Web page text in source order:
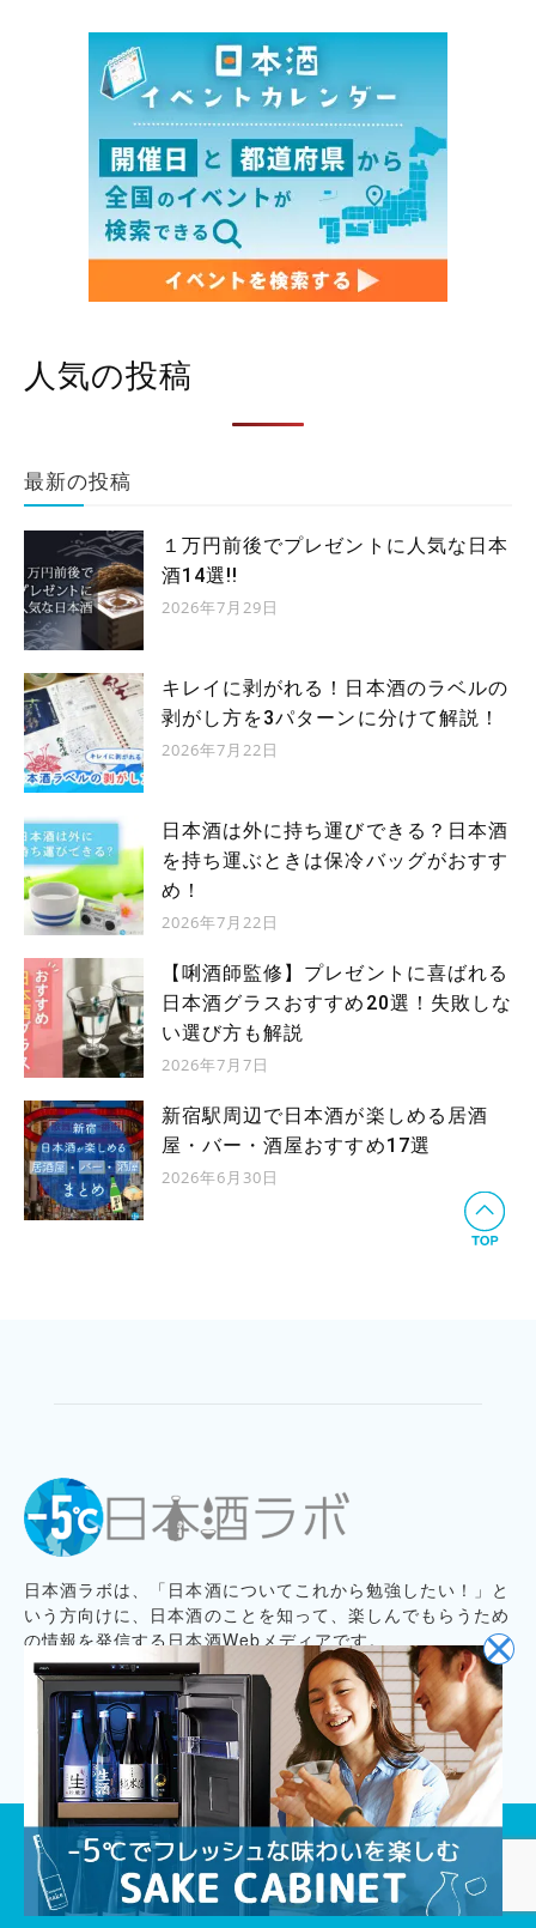
人気の投稿
最新の投稿
１万円前後でプレゼントに人気な日本
酒14選!!
2026年7月29日
キレイに剥がれる！日本酒のラベルの
剥がし方を3パターンに分けて解説！
2026年7月22日
日本酒は外に持ち運びできる？日本酒
を持ち運ぶときは保冷バッグがおすす
め！
2026年7月22日
【唎酒師監修】プレゼントに喜ばれる
日本酒グラスおすすめ20選！失敗しな
い選び方も解説
2026年7月7日
新宿駅周辺で日本酒が楽しめる居酒
屋・バー・酒屋おすすめ17選
2026年6月30日
日本酒ラボは、「日本酒についてこれから勉強したい！」と
いう方向けに、日本酒のことを知って、楽しんでもらうため
の情報を発信する日本酒Webメディアです。
プライバシーポリシー
記事コンテンツ制作ポリシー
お問い合わせ
会社概要 プレスリリース募集
© 2020Cajiya,Inc.All Rights Reserved.